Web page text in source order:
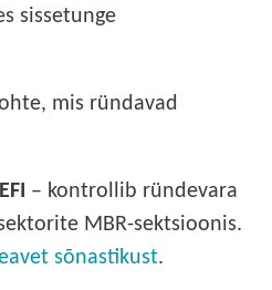
sissetunge
mis ründavad
– kontrollib ründevara
MBR-sektsioonis.
sõnastikust.